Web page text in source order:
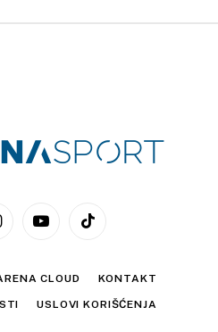
YouTubeTikTok
CLOUD KONTAKT
USLOVI KORIŠĆENJA